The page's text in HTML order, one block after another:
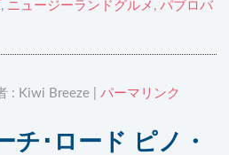
, ニュージーランドグルメ , パブロバ
: Kiwi Breeze | パーマリンク
チ･ロード ピノ・